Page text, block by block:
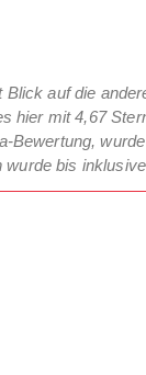
auf die
hier mit 4,67
Bewertung,
bis